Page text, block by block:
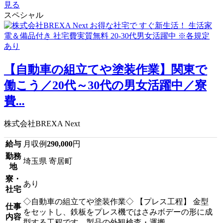
見る
スペシャル
【自動車の組立てや塗装作業】関東で
働こう／20代～30代の男女活躍中／寮
費...
株式会社BREXA Next
給与 月収例290,000円
勤務
地
埼玉県 寄居町
寮・
社宅
あり
仕事
内容
◇自動車の組立てや塗装作業◇ 【プレス工程】 金型
をセットし、鉄板をプレス機ではさみボデーの形に成